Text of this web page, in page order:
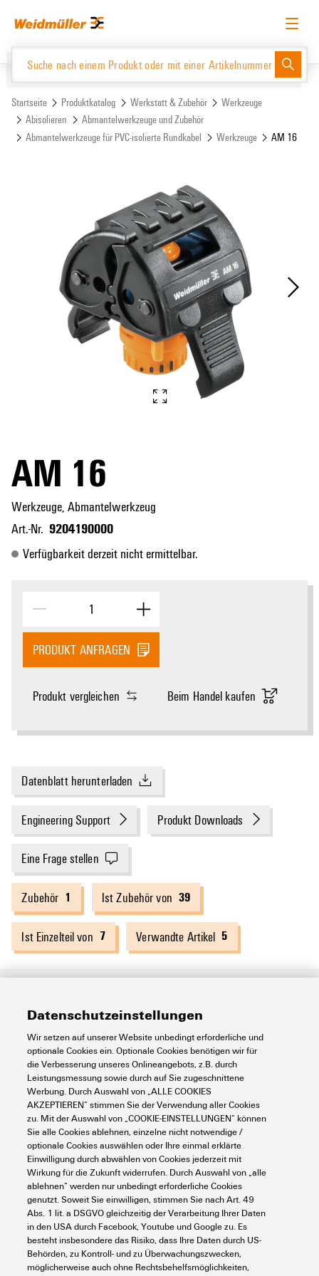
Inhalt
Navigationsmenü
Deutsch Login anfordern Anmelden
Website Support Center
Produktkatalog
Startseite Produktkatalog Werkstatt & Zubehör
Werkzeuge
Abisolieren
Abmantelwerkzeuge und Zubehör
Abmantelwerkzeuge für PVC-isolierte Rundkabel
Werkzeuge AM 16
AM 16
Werkzeuge, Abmantelwerkzeug
Art.-Nr. 9204190000
Verfügbarkeit derzeit nicht ermittelbar.
PRODUKT ANFRAGEN
Produkt vergleichen Beim Handel kaufen
Datenblatt herunterladen
Engineering Support Produkt Downloads
Eine Frage stellen
Zubehör 1 Ist Zubehör von 39
Ist Einzelteil von 7 Verwandte Artikel 5
Ausfuehrung
Werkzeuge,
Abmantelwerkzeug
Best.-Nr. 9204190000
Art AM 16
GTIN (EAN) 4032248608133
VPE 1 Stück
Abmessungen und Gewichte
Tiefe 41 mm
Tiefe (inch) 1,614 inch
Höhe 53 mm
Höhe (inch) 2,087 inch
Breite 58 mm
Umweltanforderungen
RoHS-Konformitätsstatus Nicht betroffen
REACH SVHC Lead 7439-92-1
SCIP
cf06c250-ed1e-4a45-9c1b-
c5c8cbf13bf0
Technische Daten
Artikelbeschreibung Kabelmesser
Abisolierwerkzeuge
Datenschutzeinstellungen
Wir setzen auf unserer Website unbedingt erforderliche und
optionale Cookies ein. Optionale Cookies benötigen wir für
die Verbesserung unseres Onlineangebots, z.B. durch
Leistungsmessung sowie durch auf Sie zugeschnittene
Werbung. Durch Auswahl von „ALLE COOKIES
AKZEPTIEREN“ stimmen Sie der Verwendung aller Cookies
zu. Mit der Auswahl von „COOKIE-EINSTELLUNGEN“ können
Sie alle Cookies ablehnen, einzelne nicht notwendige /
optionale Cookies auswählen oder Ihre einmal erklärte
Einwilligung durch abwählen von Cookies jederzeit mit
Wirkung für die Zukunft widerrufen. Durch Auswahl von „alle
ablehnen“ werden nur unbedingt erforderliche Cookies
genutzt. Soweit Sie einwilligen, stimmen Sie nach Art. 49
Abs. 1 lit. a DSGVO gleichzeitig der Verarbeitung Ihrer Daten
in den USA durch Facebook, Youtube und Google zu. Es
besteht insbesondere das Risiko, dass Ihre Daten durch US-
Behörden, zu Kontroll- und zu Überwachungszwecken,
möglicherweise auch ohne Rechtsbehelfsmöglichkeiten,